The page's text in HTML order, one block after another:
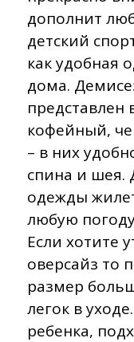
дополнит
детский
как удобная
дома.
представлен
кофейный,
– в них
спина и шея.
одежды
любую
Если хотите
оверсайз то
размер
легок в
ребенка,